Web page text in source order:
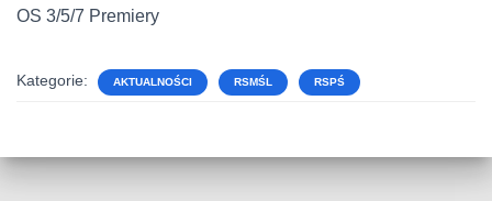
OS 3/5/7 Premiery
Kategorie: AKTUALNOŚCI RSMŚL RSPŚ